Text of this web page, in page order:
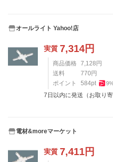
オールライト Yahoo!店
実質 7,314円
商品価格 7,128円
送料
770円
ポイント
584pt 9
7日以内に発送（お取り
電材&moreマーケット
実質 7,411円